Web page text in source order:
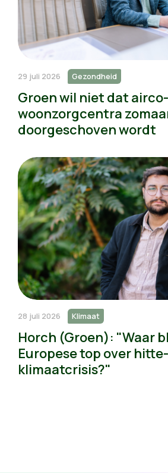
29 juli 2026 Gezondheid
Groen wil niet dat
woonzorgcentra
doorgeschoven wordt
28 juli 2026 Klimaat
Horch (Groen): "Waar
Europese top over
klimaatcrisis?"